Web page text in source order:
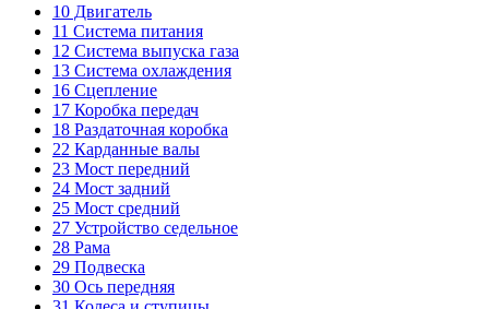
10 Двигатель
11 Система питания
12 Система выпуска газа
13 Система охлаждения
16 Сцепление
17 Коробка передач
18 Раздаточная коробка
22 Карданные валы
23 Мост передний
24 Мост задний
25 Мост средний
27 Устройство седельное
28 Рама
29 Подвеска
30 Ось передняя